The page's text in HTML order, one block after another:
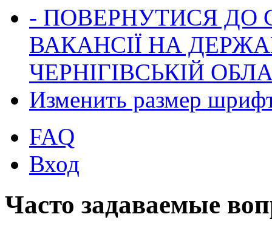
- ПОВЕРНУТИСЯ ДО
ВАКАНСІЇ НА
ЧЕРНІГІВСЬКІЙ
Изменить размер
FAQ
Вход
Часто задаваемые